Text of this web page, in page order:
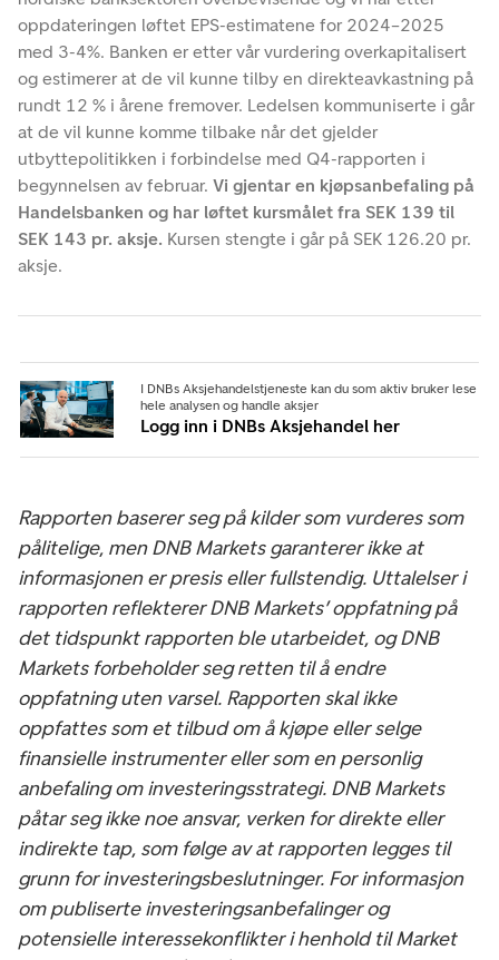
oppdateringen løftet EPS-estimatene for 2024–2025
med 3-4%. Banken er etter vår vurdering overkapitalisert
og estimerer at de vil kunne tilby en direkteavkastning på
rundt 12 % i årene fremover. Ledelsen kommuniserte i går
at de vil kunne komme tilbake når det gjelder
utbyttepolitikken i forbindelse med Q4-rapporten i
begynnelsen av februar. Vi gjentar en kjøpsanbefaling på
Handelsbanken og har løftet kursmålet fra SEK 139 til
SEK 143 pr. aksje. Kursen stengte i går på SEK 126.20 pr.
aksje.
I DNBs Aksjehandelstjeneste kan du som aktiv bruker lese
hele analysen og handle aksjer
Logg inn i DNBs Aksjehandel her
Rapporten baserer seg på kilder som vurderes som
pålitelige, men DNB Markets garanterer ikke at
informasjonen er presis eller fullstendig. Uttalelser i
rapporten reflekterer DNB Markets’ oppfatning på
det tidspunkt rapporten ble utarbeidet, og DNB
Markets forbeholder seg retten til å endre
oppfatning uten varsel. Rapporten skal ikke
oppfattes som et tilbud om å kjøpe eller selge
finansielle instrumenter eller som en personlig
anbefaling om investeringsstrategi. DNB Markets
påtar seg ikke noe ansvar, verken for direkte eller
indirekte tap, som følge av at rapporten legges til
grunn for investeringsbeslutninger. For informasjon
om publiserte investeringsanbefalinger og
potensielle interessekonflikter i henhold til Market